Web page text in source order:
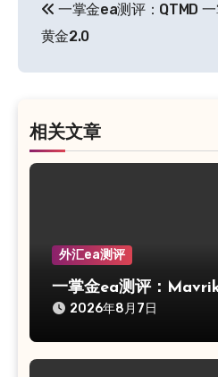
章
导
一掌金ea测评：QTMD
黄金2.0
相关文章
外汇ea测评
一掌金ea测评：
2026年8月7日